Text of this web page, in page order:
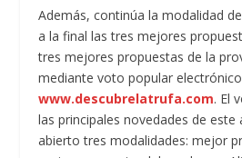
Además, continúa la modalidad
a la final las tres mejores
tres mejores propuestas de la
mediante voto popular
www.descubrelatrufa.com. El
las principales novedades de este
abierto tres modalidades: mejor